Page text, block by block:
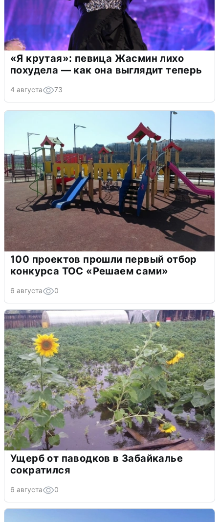
«Я крутая»: певица Жасмин лихо
похудела — как она выглядит теперь
4 августа 73
100 проектов прошли первый отбор
конкурса ТОС «Решаем сами»
6 августа 0
Ущерб от паводков в Забайкалье
сократился
6 августа 0